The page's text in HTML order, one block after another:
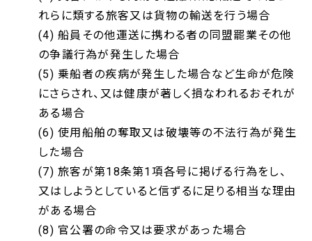
れらに類する旅客又は貨物の輸送を行う場合
(4) 船員その他運送に携わる者の同盟罷業その他
の争議行為が発生した場合
(5) 乗船者の疾病が発生した場合など生命が危険
にさらされ、又は健康が著しく損なわれるおそれが
ある場合
(6) 使用船舶の奪取又は破壊等の不法行為が発生
した場合
(7) 旅客が第18条第1項各号に掲げる行為をし、
又はしようとしていると信ずるに足りる相当な理由
がある場合
(8) 官公署の命令又は要求があった場合